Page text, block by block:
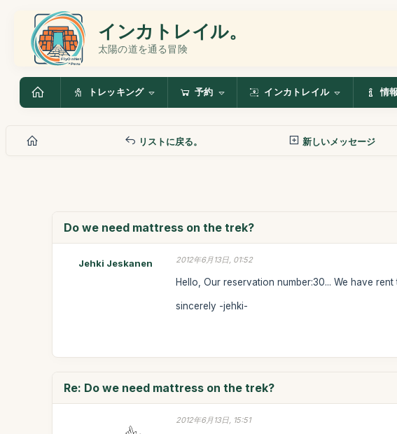
インカトレイル。
太陽の道を通る冒険
トレッキング 予約 インカトレイル 情報
リストに戻る。 新しいメッセージ
Do we need mattress on the trek?
Jehki Jeskanen 2012年6月13日, 01:52
Hello, Our reservation number:30... We have
sincerely -jehki-
Re: Do we need mattress on the trek?
2012年6月13日, 15:51